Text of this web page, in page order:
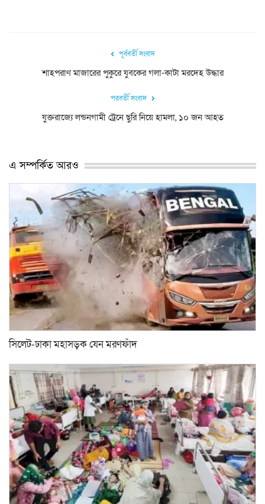
পূর্ববর্তী সংবাদ
শাহপরাণ মাজারের পুকুরে যুবকের গলা-কাটা মরদেহ উদ্ধার
পরবর্তী সংবাদ
যুক্তরাজ্যে লন্ডনগামী ট্রেনে ছুরি নিয়ে হামলা, ১০ জন আহত
এ সম্পর্কিত আরও
সিলেট-ঢাকা মহাসড়ক যেন মরণফাঁদ